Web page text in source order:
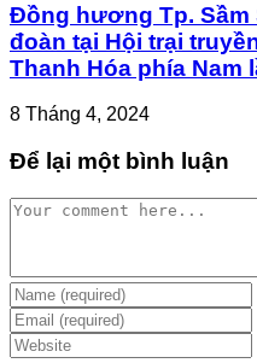
Đồng hương Tp. Sầm
đoàn tại Hội trại
Thanh Hóa phía Nam
8 Tháng 4, 2024
Để lại một bình luận
Comment
Enter
your
name
or
Enter
your
Enter